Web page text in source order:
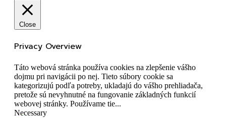
Close
Privacy Overview
Táto webová stránka používa cookies na zlepšenie vášho
dojmu pri navigácii po nej. Tieto súbory cookie sa
kategorizujú podľa potreby, ukladajú do vášho prehliadača,
pretože sú nevyhnutné na fungovanie základných funkcií
webovej stránky. Používame tie...
Necessary